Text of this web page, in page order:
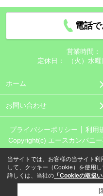
電話
営業時間：
定休日：
（火）水
ホーム
お問い合わせ
プライバシーポリシー 利用
Copyright(c) エースカンパニ
当サイトでは、お客様の当サイト
して、クッキー（Cookie）を使用し
詳しくは、当社の 「Cookieの取扱